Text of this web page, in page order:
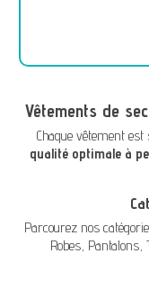
Vêtements de
Chaque vêtement
qualité optimale à
Parcourez nos
Robes, Pantalons,